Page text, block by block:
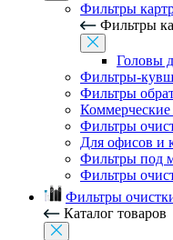
Фильтры
Фильтры
Головы
Фильтры-
Фильтры
Коммерческие
Фильтры
Для офисов и
Фильтры под
Фильтры
Фильтры
Каталог товаров